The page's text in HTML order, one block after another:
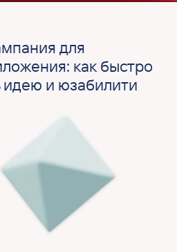
для
как быстро
идею и юзабилити